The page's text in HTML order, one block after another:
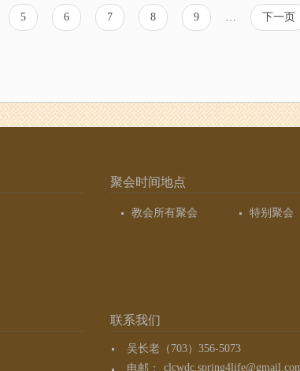
页
面
5
页
面
6
页
面
7
页
面
8
页
面
9 …
下
一
下一页
聚会时间地点
教会所有聚会 特别聚会
联系我们
吴长老（703）356-5073
电邮：